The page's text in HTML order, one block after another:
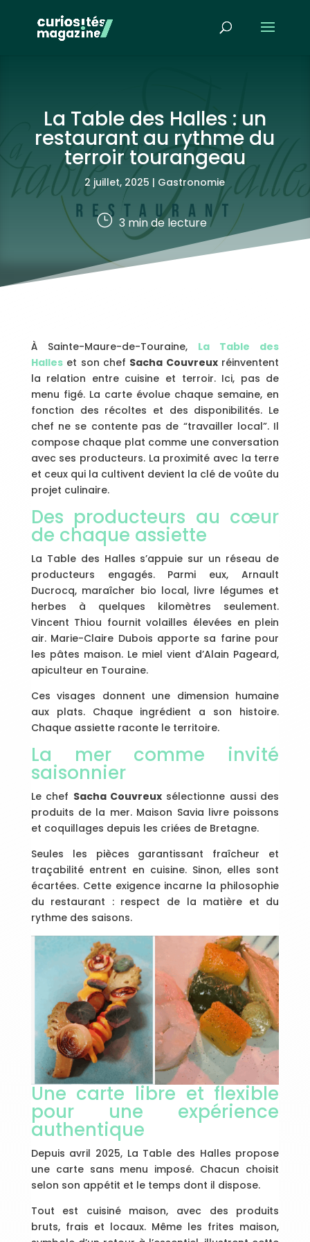
La Table des Halles : un
restaurant au rythme du
terroir tourangeau
2 juillet, 2025 | Gastronomie
} 3min de lecture
À Sainte-Maure-de-Touraine, La Table des
Halleset son chef Sacha Couvreuxréinventent
la relation entre cuisine et terroir. Ici, pas de
menu figé. La carte évolue chaque semaine, en
fonction des récoltes et des disponibilités. Le
chef ne se contente pas de “travailler local”. Il
compose chaque plat comme une conversation
avec ses producteurs. La proximité avec la terre
et ceux qui la cultivent devient la clé de voûte du
projet culinaire.
Des producteurs au cœur
de chaque assiette
La Table des Halles s’appuie sur un réseau de
producteurs engagés. Parmi eux, Arnault
Ducrocq, maraîcher bio local, livre légumes et
herbes à quelques kilomètres seulement.
Vincent Thiou fournit volailles élevées en plein
air. Marie-Claire Dubois apporte sa farine pour
les pâtes maison. Le miel vient d’Alain Pageard,
apiculteur en Touraine.
Ces visages donnent une dimension humaine
aux plats. Chaque ingrédient a son histoire.
Chaque assiette raconte le territoire.
La mer comme invité
saisonnier
Le chef Sacha Couvreux sélectionne aussi des
produits de la mer. Maison Savia livre poissons
et coquillages depuis les criées de Bretagne.
Seules les pièces garantissant fraîcheur et
traçabilité entrent en cuisine. Sinon, elles sont
écartées. Cette exigence incarne la philosophie
du restaurant : respect de la matière et du
rythme des saisons.
Une carte libre et flexible
pour une expérience
authentique
Depuis avril 2025, La Table des Halles propose
une carte sans menu imposé. Chacun choisit
selon son appétit et le temps dont il dispose.
Tout est cuisiné maison, avec des produits
bruts, frais et locaux. Même les frites maison,